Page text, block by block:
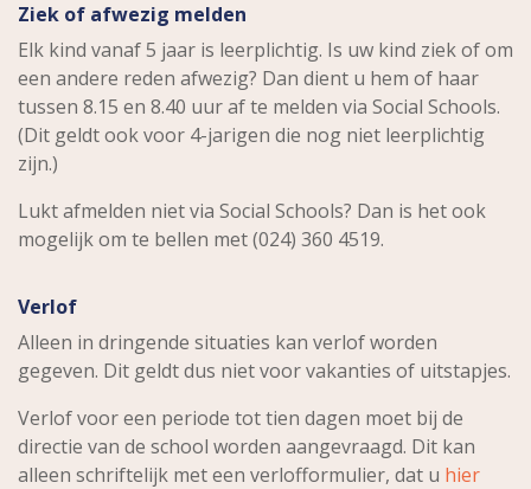
Ziek of afwezig melden
Elk kind vanaf 5 jaar is leerplichtig. Is uw kind ziek of om
een andere reden afwezig? Dan dient u hem of haar
tussen 8.15 en 8.40 uur af te melden via Social Schools.
(Dit geldt ook voor 4-jarigen die nog niet leerplichtig
zijn.)
Lukt afmelden niet via Social Schools? Dan is het ook
mogelijk om te bellen met (024) 360 4519.
Verlof
Alleen in dringende situaties kan verlof worden
gegeven. Dit geldt dus niet voor vakanties of uitstapjes.
Verlof voor een periode tot tien dagen moet bij de
directie van de school worden aangevraagd. Dit kan
alleen schriftelijk met een verlofformulier, dat u hier